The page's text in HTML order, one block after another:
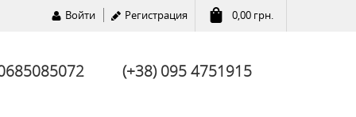
Войти Регистрация 0,00 грн.
(+38) 095 4751915